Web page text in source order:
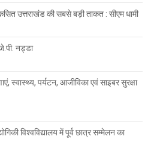
उत्तराखंड की सबसे बड़ी ताकत : सीएम धामी
नड्डा
स्वास्थ्य, पर्यटन, आजीविका एवं साइबर सुरक्षा
विश्वविद्यालय में पूर्व छात्र सम्मेलन का